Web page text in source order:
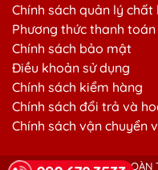
Chính sách quản lý chất
Phương thức thanh toán
Chính sách bảo mật
Điều khoản sử dụng
Chính sách kiểm hàng
Chính sách đổi trả và
Chính sách vận chuyển
© Copyright 2026 TẬP ĐOÀN